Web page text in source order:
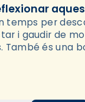
temps per
i gaudir de
També és una